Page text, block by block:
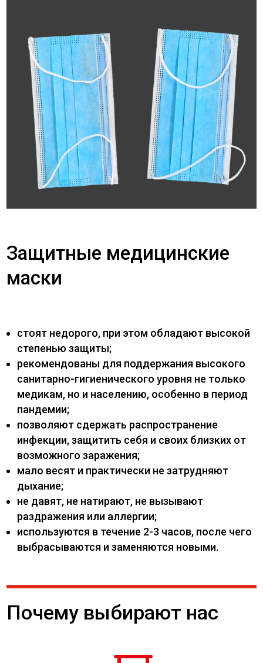
Защитные медицинские
маски
стоят недорого, при этом обладают высокой
степенью защиты;
рекомендованы для поддержания высокого
санитарно-гигиенического уровня не только
медикам, но и населению, особенно в период
пандемии;
позволяют сдержать распространение
инфекции, защитить себя и своих близких от
возможного заражения;
мало весят и практически не затрудняют
дыхание;
не давят, не натирают, не вызывают
раздражения или аллергии;
используются в течение 2-3 часов, после чего
выбрасываются и заменяются новыми.
Почему выбирают нас